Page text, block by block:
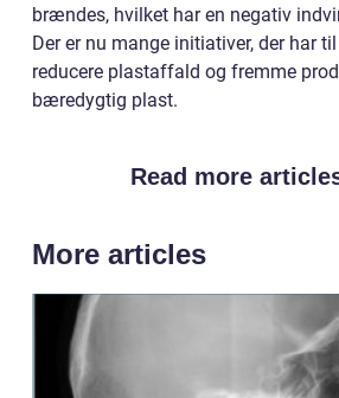
brændes, hvilket har en negativ
Der er nu mange initiativer, der har
reducere plastaffald og fremme
bæredygtig plast.
Read more
More articles